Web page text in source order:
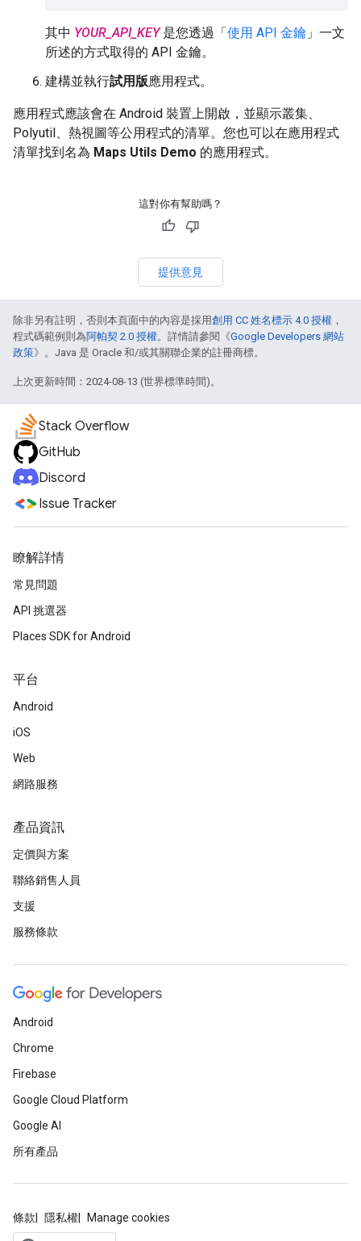
其中 YOUR_API_KEY是您透過「使用 API 金鑰 」一文
所述的方式取得的 API 金鑰。
建構並執行試用版應用程式。
應用程式應該會在 Android 裝置上開啟，並顯示叢集、
Polyutil、熱視圖等公用程式的清單。您也可以在應用程式
清單找到名為 Maps Utils Demo 的應用程式。
這對你有幫助嗎？
提供意見
除非另有註明，否則本頁面中的內容是採用創用 CC 姓名標示 4.0 授權 ，
程式碼範例則為阿帕契 2.0 授權。詳情請參閱《Google Developers 網站
政策》。Java 是 Oracle 和/或其關聯企業的註冊商標。
上次更新時間：2024-08-13 (世界標準時間)。
Stack Overflow
GitHub
Discord
Issue Tracker
瞭解詳情
常見問題
API 挑選器
Places SDK for Android
平台
Android
iOS
Web
網路服務
產品資訊
定價與方案
聯絡銷售人員
支援
服務條款
Android
Chrome
Firebase
Google Cloud Platform
Google AI
所有產品
條款 隱私權 Manage cookies